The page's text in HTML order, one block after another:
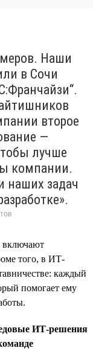
Наши
в Сочи
второе
—
лучше
компании.
наших задач
включают
того, в ИТ-
каждый
помогает ему
ИТ-решения